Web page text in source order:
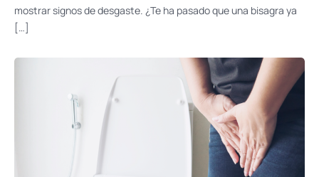
mostrar signos de desgaste. ¿Te ha pasado que una bisagra ya
[…]